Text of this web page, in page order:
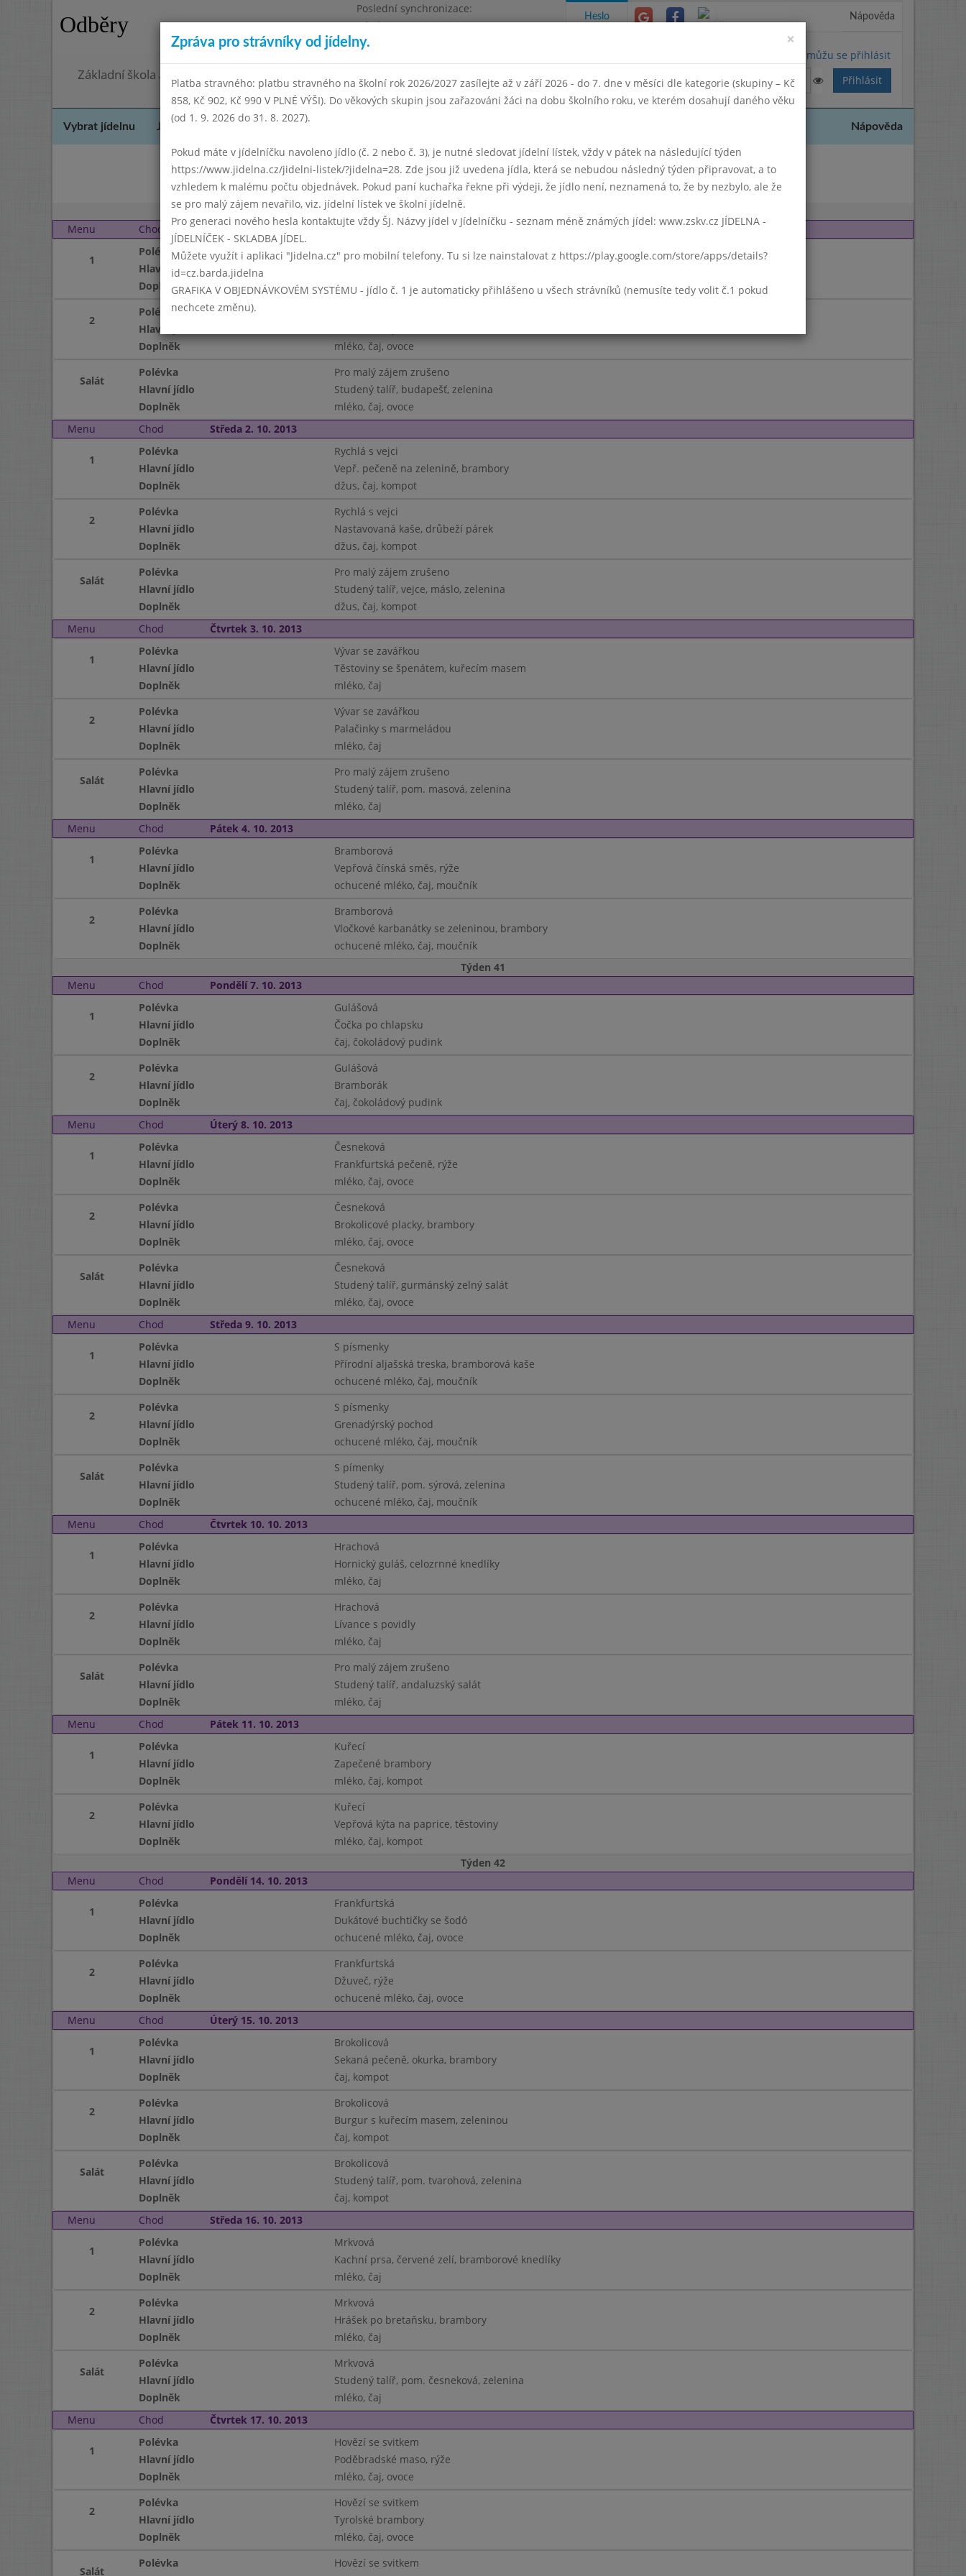
Odběry
Poslední synchronizace:
Pátek 3.7.2026 12:21
Omezení objednávek
Základní škola a mateřská škola Chodov, Praha 4, Květnového vítězství 57
Heslo Nápověda
Nemůžu se přihlásit
Vybrat jídelnu Jídelní lístek Kontakty a informace Nápověda
Srpen 2013 Září 2013 Říjen 2013 Listopad 2013 Prosinec 2013
Týden 40
Menu
Chod Úterý 1. 10. 2013
1
Polévka
S noky
Hlavní jídlo
Doplněk
mléko, čaj, ovoce
2
Polévka
Hlavní jídlo
Doplněk
mléko, čaj, ovoce
Salát
Polévka
Pro malý zájem zrušeno
Hlavní jídlo
Studený talíř, budapešť, zelenina
Doplněk
mléko, čaj, ovoce
Menu
Chod Středa 2. 10. 2013
1
Polévka
Rychlá s vejci
Hlavní jídlo
Vepř. pečeně na zelenině, brambory
Doplněk
džus, čaj, kompot
2
Polévka
Rychlá s vejci
Hlavní jídlo
Nastavovaná kaše, drůbeží párek
Doplněk
džus, čaj, kompot
Salát
Polévka
Pro malý zájem zrušeno
Hlavní jídlo
Studený talíř, vejce, máslo, zelenina
Doplněk
džus, čaj, kompot
Menu
Chod Čtvrtek 3. 10. 2013
1
Polévka
Vývar se zavářkou
Hlavní jídlo
Těstoviny se špenátem, kuřecím masem
Doplněk
mléko, čaj
2
Polévka
Vývar se zavářkou
Hlavní jídlo
Palačinky s marmeládou
Doplněk
mléko, čaj
Salát
Polévka
Pro malý zájem zrušeno
Hlavní jídlo
Studený talíř, pom. masová, zelenina
Doplněk
mléko, čaj
Menu
Chod Pátek 4. 10. 2013
1
Polévka
Bramborová
Hlavní jídlo
Vepřová čínská směs, rýže
Doplněk
ochucené mléko, čaj, moučník
2
Polévka
Bramborová
Hlavní jídlo
Vločkové karbanátky se zeleninou, brambory
Doplněk
ochucené mléko, čaj, moučník
Týden 41
Menu
Chod Pondělí 7. 10. 2013
1
Polévka
Gulášová
Hlavní jídlo
Čočka po chlapsku
Doplněk
čaj, čokoládový pudink
2
Polévka
Gulášová
Hlavní jídlo
Bramborák
Doplněk
čaj, čokoládový pudink
Menu
Chod Úterý 8. 10. 2013
1
Polévka
Česneková
Hlavní jídlo
Frankfurtská pečeně, rýže
Doplněk
mléko, čaj, ovoce
2
Polévka
Česneková
Hlavní jídlo
Brokolicové placky, brambory
Doplněk
mléko, čaj, ovoce
Salát
Polévka
Česneková
Hlavní jídlo
Studený talíř, gurmánský zelný salát
Doplněk
mléko, čaj, ovoce
Menu
Chod Středa 9. 10. 2013
1
Polévka
S písmenky
Hlavní jídlo
Přírodní aljašská treska, bramborová kaše
Doplněk
ochucené mléko, čaj, moučník
2
Polévka
S písmenky
Hlavní jídlo
Grenadýrský pochod
Doplněk
ochucené mléko, čaj, moučník
Salát
Polévka
S pímenky
Hlavní jídlo
Studený talíř, pom. sýrová, zelenina
Doplněk
ochucené mléko, čaj, moučník
Menu
Chod Čtvrtek 10. 10. 2013
1
Polévka
Hrachová
Hlavní jídlo
Hornický guláš, celozrnné knedlíky
Doplněk
mléko, čaj
2
Polévka
Hrachová
Hlavní jídlo
Lívance s povidly
Doplněk
mléko, čaj
Salát
Polévka
Pro malý zájem zrušeno
Hlavní jídlo
Studený talíř, andaluzský salát
Doplněk
mléko, čaj
Menu
Chod Pátek 11. 10. 2013
1
Polévka
Kuřecí
Hlavní jídlo
Zapečené brambory
Doplněk
mléko, čaj, kompot
2
Polévka
Kuřecí
Hlavní jídlo
Vepřová kýta na paprice, těstoviny
Doplněk
mléko, čaj, kompot
Týden 42
Menu
Chod Pondělí 14. 10. 2013
1
Polévka
Frankfurtská
Hlavní jídlo
Dukátové buchtičky se šodó
Doplněk
ochucené mléko, čaj, ovoce
2
Polévka
Frankfurtská
Hlavní jídlo
Džuveč, rýže
Doplněk
ochucené mléko, čaj, ovoce
Menu
Chod Úterý 15. 10. 2013
1
Polévka
Brokolicová
Hlavní jídlo
Sekaná pečeně, okurka, brambory
Doplněk
čaj, kompot
2
Polévka
Brokolicová
Hlavní jídlo
Burgur s kuřecím masem, zeleninou
Doplněk
čaj, kompot
Salát
Polévka
Brokolicová
Hlavní jídlo
Studený talíř, pom. tvarohová, zelenina
Doplněk
čaj, kompot
Menu
Chod Středa 16. 10. 2013
1
Polévka
Mrkvová
Hlavní jídlo
Kachní prsa, červené zelí, bramborové knedlíky
Doplněk
mléko, čaj
2
Polévka
Mrkvová
Hlavní jídlo
Hrášek po bretaňsku, brambory
Doplněk
mléko, čaj
Salát
Polévka
Mrkvová
Hlavní jídlo
Studený talíř, pom. česneková, zelenina
Doplněk
mléko, čaj
Menu
Chod Čtvrtek 17. 10. 2013
1
Polévka
Hovězí se svitkem
Hlavní jídlo
Poděbradské maso, rýže
Doplněk
mléko, čaj, ovoce
2
Polévka
Hovězí se svitkem
Hlavní jídlo
Tyrolské brambory
Doplněk
mléko, čaj, ovoce
Salát
Polévka
Hovězí se svitkem
×
Zpráva pro strávníky od jídelny.
Platba stravného: platbu stravného na školní rok 2026/2027 zasílejte až v září 2026 - do 7. dne v měsíci dle kategorie (skupiny – Kč
858, Kč 902, Kč 990 V PLNÉ VÝŠI). Do věkových skupin jsou zařazováni žáci na dobu školního roku, ve kterém dosahují daného věku
(od 1. 9. 2026 do 31. 8. 2027).
Pokud máte v jídelníčku navoleno jídlo (č. 2 nebo č. 3), je nutné sledovat jídelní lístek, vždy v pátek na následující týden
https://www.jidelna.cz/jidelni-listek/?jidelna=28. Zde jsou již uvedena jídla, která se nebudou následný týden připravovat, a to
vzhledem k malému počtu objednávek. Pokud paní kuchařka řekne při výdeji, že jídlo není, neznamená to, že by nezbylo, ale že
se pro malý zájem nevařilo, viz. jídelní lístek ve školní jídelně.
Pro generaci nového hesla kontaktujte vždy ŠJ. Názvy jídel v Jídelníčku - seznam méně známých jídel: www.zskv.cz JÍDELNA -
JÍDELNÍČEK - SKLADBA JÍDEL.
Můžete využít i aplikaci "Jidelna.cz" pro mobilní telefony. Tu si lze nainstalovat z https://play.google.com/store/apps/details?
id=cz.barda.jidelna
GRAFIKA V OBJEDNÁVKOVÉM SYSTÉMU - jídlo č. 1 je automaticky přihlášeno u všech strávníků (nemusíte tedy volit č.1 pokud
nechcete změnu).